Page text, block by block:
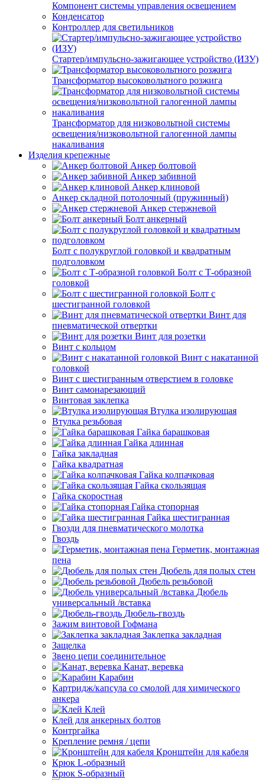
Компонент системы управления освещением
Конденсатор
Контроллер для светильников
Стартер/импульсно-зажигающее устройство (ИЗУ)
Трансформатор высоковольтного розжига
Трансформатор для низковольтной системы
освещения/низковольтной галогенной лампы
накаливания
Изделия крепежные
Анкер болтовой
Анкер забивной
Анкер клиновой
Анкер складной потолочный (пружинный)
Анкер стержневой
Болт анкерный
Болт с полукруглой головкой и квадратным
подголовком
Болт с Т-образной
головкой
Болт с
шестигранной головкой
Винт для
пневматической отвертки
Винт для розетки
Винт с кольцом
Винт с накатанной
головкой
Винт с шестигранным отверстием в головке
Винт самонарезающий
Винтовая заклепка
Втулка изолирующая
Втулка резьбовая
Гайка барашковая
Гайка длинная
Гайка закладная
Гайка квадратная
Гайка колпачковая
Гайка скользящая
Гайка скоростная
Гайка стопорная
Гайка шестигранная
Гвозди для пневматического молотка
Гвоздь
Герметик, монтажная
пена
Дюбель для полых стен
Дюбель резьбовой
Дюбель
универсальный /вставка
Дюбель-гвоздь
Зажим винтовой Гофмана
Заклепка закладная
Защелка
Звено цепи соединительное
Канат, веревка
Карабин
Картридж/капсула со смолой для химического
анкера
Клей
Клей для анкерных болтов
Контргайка
Крепление ремня / цепи
Кронштейн для кабеля
Крюк L-образный
Крюк S-образный